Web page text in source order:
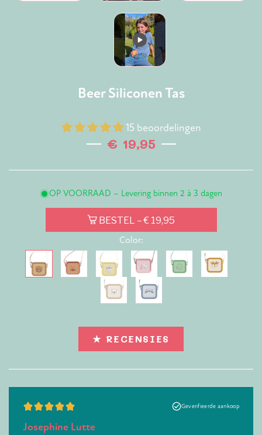
Beer Siliconen Tas
15 beoordelingen
€ 19,95
OP VOORRAAD – Levering binnen 2 à 3 dagen
BESTEL – € 19,95
Color:
★ RECENSIES
Geverifieerde aankoop
Josephine Lutte